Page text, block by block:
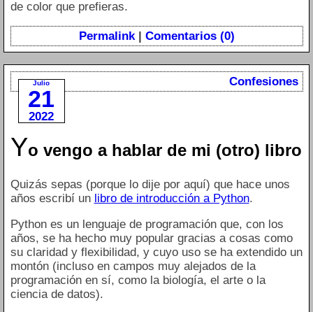
de color que prefieras.
Permalink| Comentarios (0)
Julio
21
2022
Confesiones
Yo vengo a hablar de mi (otro) libro
Quizás sepas (porque lo dije por aquí) que hace unos
años escribí un libro de introducción a Python.
Python es un lenguaje de programación que, con los
años, se ha hecho muy popular gracias a cosas como
su claridad y flexibilidad, y cuyo uso se ha extendido un
montón (incluso en campos muy alejados de la
programación en sí, como la biología, el arte o la
ciencia de datos).